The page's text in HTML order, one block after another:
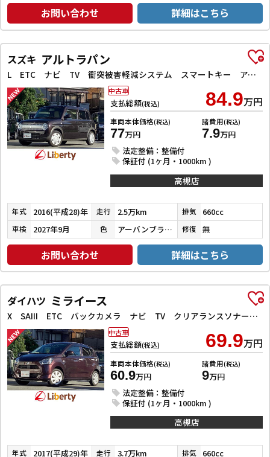
お問い合わせ 詳細はこちら
スズキ アルトラパン
L ETC ナビ TV 衝突被害軽減システム スマートキー アイドリングストップ 電動格納ミラー シートヒーター ベンチシート CVT 盗難防止システム ABS ESC CD 衝突安全ボディ エアコン
支払総額(税込) 84.9万円
車両本体価格(税込)
77万円
諸費用(税込)
7.9万円
法定整備：整備付
保証付 (1ヶ月・1000km )
中古車
高槻店
年式 2016(平成28)年 走行 2.5万km 排気 660cc
車検 2027年9月 色 アーバンブラウンパールメタリック 修復 無
お問い合わせ 詳細はこちら
ダイハツ ミライース
X SAIII ETC バックカメラ ナビ TV クリアランスソナー 衝突被害軽減システム オートマチックハイビーム LEDヘッドランプ キーレスエントリー アイドリングストップ 電動格納ミラー
支払総額(税込) 69.9万円
車両本体価格(税込)
60.9万円
諸費用(税込)
9万円
法定整備：整備付
保証付 (1ヶ月・1000km )
中古車
高槻店
年式 2017(平成29)年 走行 3.7万km 排気 660cc